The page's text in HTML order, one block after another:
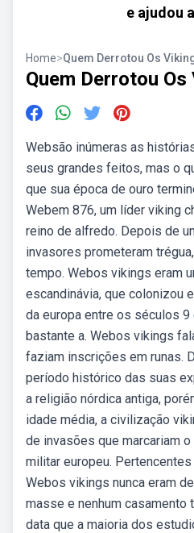
e ajudou
Home>Quem Derrotou Os
Quem Derrotou
Websão inúmeras as
seus grandes feitos, mas o
que sua época de ouro
Webem 876, um líder viking
reino de alfredo. Depois de
invasores prometeram
tempo. Webos vikings eram
escandinávia, que colonizou
da europa entre os séculos 9
bastante a. Webos vikings
faziam inscrições em runas.
período histórico das suas
a religião nórdica antiga,
idade média, a civilização
de invasões que marcariam
militar europeu.
Webos vikings nunca eram
masse e nenhum casamento
data que a maioria dos